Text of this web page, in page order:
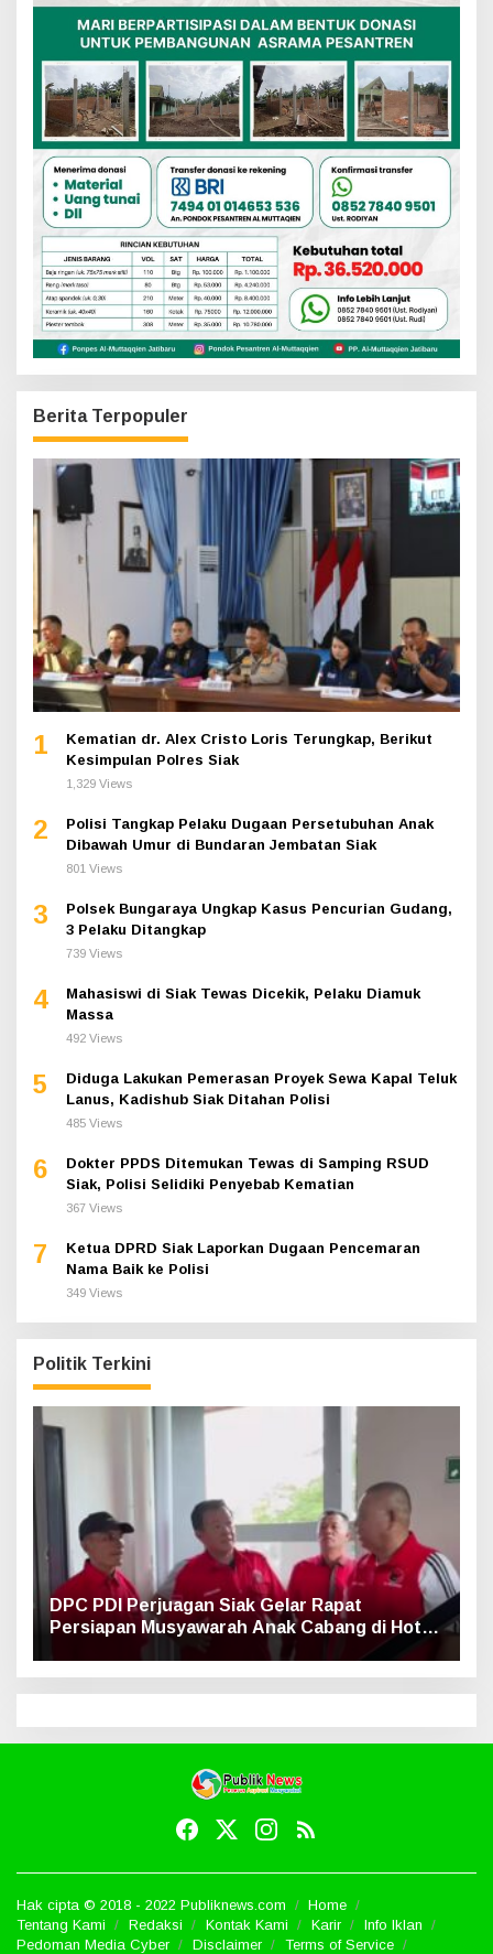
Berita Terpopuler
1
Kematian dr. Alex Cristo Loris Terungkap, Berikut
Kesimpulan Polres Siak
1,329 Views
2
Polisi Tangkap Pelaku Dugaan Persetubuhan Anak
Dibawah Umur di Bundaran Jembatan Siak
801 Views
3
Polsek Bungaraya Ungkap Kasus Pencurian Gudang,
3 Pelaku Ditangkap
739 Views
4
Mahasiswi di Siak Tewas Dicekik, Pelaku Diamuk
Massa
492 Views
5
Diduga Lakukan Pemerasan Proyek Sewa Kapal Teluk
Lanus, Kadishub Siak Ditahan Polisi
485 Views
6
Dokter PPDS Ditemukan Tewas di Samping RSUD
Siak, Polisi Selidiki Penyebab Kematian
367 Views
7
Ketua DPRD Siak Laporkan Dugaan Pencemaran
Nama Baik ke Polisi
349 Views
Politik Terkini
DPC PDI Perjuagan Siak Gelar Rapat
Persiapan Musyawarah Anak Cabang di Hotel
Hak cipta © 2018 - 2022 Publiknews.com
Home
Tentang Kami
Redaksi Kontak Kami Karir
Info Iklan
Pedoman Media Cyber
Disclaimer Terms of Service